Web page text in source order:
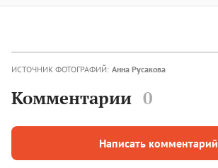
ИСТОЧНИК ФОТОГРАФИЙ: Анна Русакова
Комментарии 0
Написать комментарий